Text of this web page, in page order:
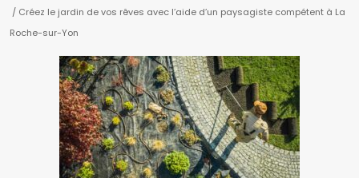
/ Créez le jardin de vos rêves avec l’aide d’un paysagiste compétent à La
Roche-sur-Yon